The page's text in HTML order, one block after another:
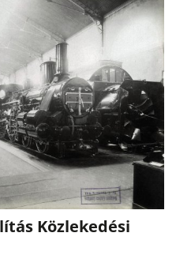
Közlekedési